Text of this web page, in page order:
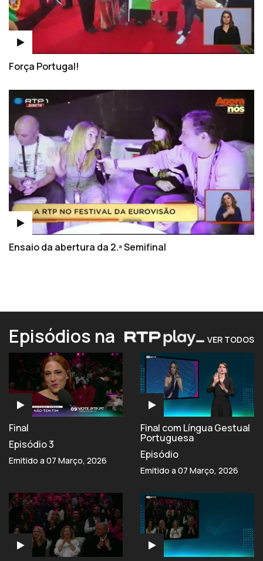
Força Portugal!
Ensaio da abertura da 2.ª Semifinal
Episódios na VER TODOS
Final
Episódio 3
Emitido a 07 Março, 2026
Final com Língua Gestual
Portuguesa
Episódio
Emitido a 07 Março, 2026